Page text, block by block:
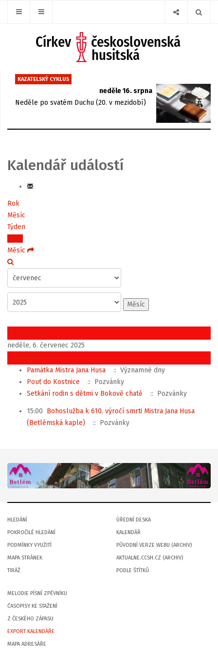
KAZATELSKÝ CYKLUS
neděle 16. srpna
Neděle po svatém Duchu (20. v mezidobí)
Kalendář událostí
Rok
Měsíc
Týden
Dnes
Měsíc
Měsíc
Předchozí den
neděle, 6. červenec 2025
Následující den
Památka Mistra Jana Husa
:: Významné dny
Pouť do Kostnice
:: Pozvánky
Setkání rodin s dětmi v Bokově chatě
:: Pozvánky
15:00 Bohoslužba k 610. výročí smrti Mistra Jana Husa
(Betlémská kaple)
:: Pozvánky
HLEDÁNÍ
POKROČILÉ HLEDÁNÍ
PODMÍNKY VYUŽITÍ
MAPA STRÁNEK
TIRÁŽ
ÚŘEDNÍ DESKA
KALENDÁŘ
PŮVODNÍ VERZE WEBU (ARCHIV)
AKTUALNE.CCSH.CZ (ARCHIV)
PODLE ŠTÍTKŮ
MELODIE PÍSNÍ ZPĚVNÍKU
ČASOPISY KE STAŽENÍ
Z ČESKÉHO ZÁPASU
EXPORT KALENDÁŘE
MAPA ADRESÁŘE